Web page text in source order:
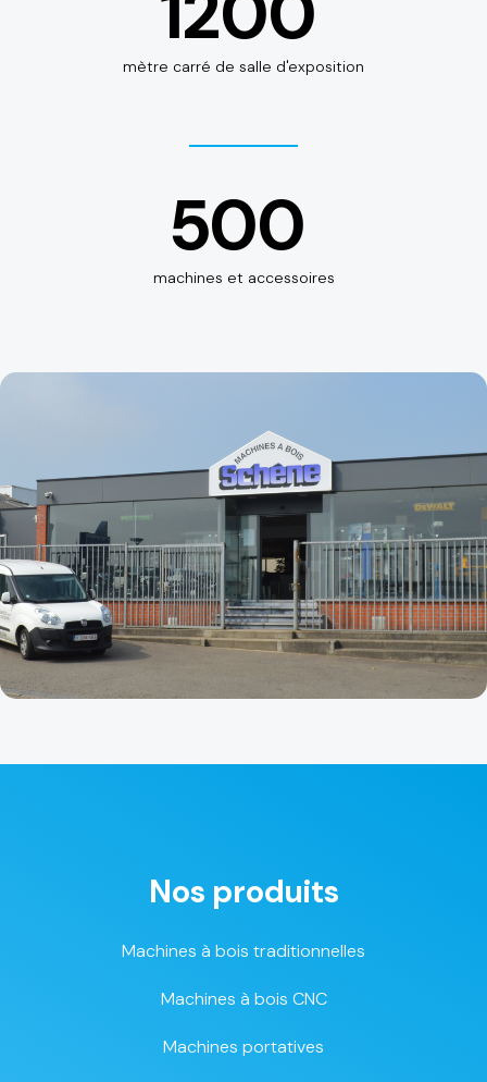
mètre carré de salle d'exposition
500
machines et accessoires
Nos produits
Machines à bois traditionnelles
Machines à bois CNC
Machines portatives